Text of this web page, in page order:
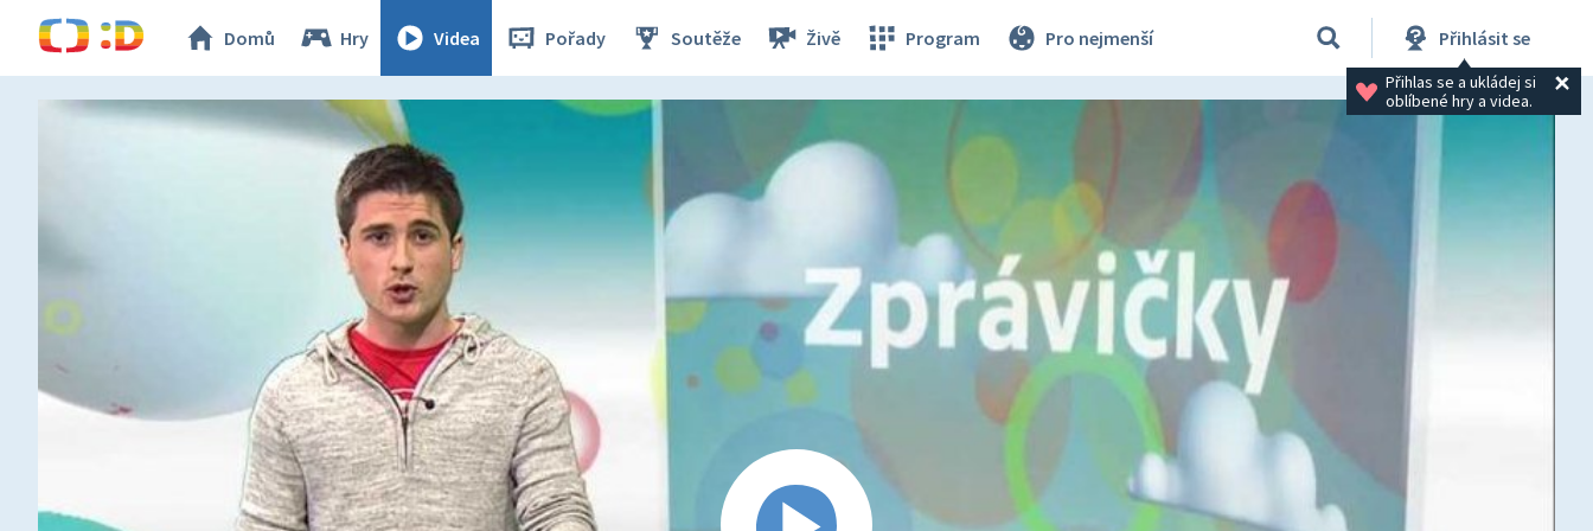
Domů Hry Videa Pořady Soutěže Živě Program Pro nejmenší Přihlásit se
Přihlas se a ukládej si
oblíbené hry a videa.